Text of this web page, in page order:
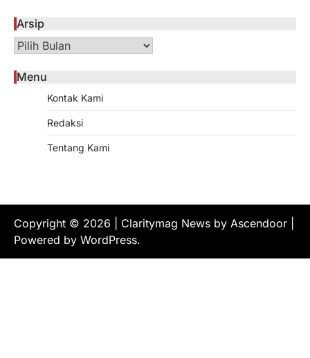
Arsip
Arsip
Menu
Kontak Kami
Redaksi
Tentang Kami
Copyright © 2026 | Claritymag News by Ascendoor
Powered by WordPress.